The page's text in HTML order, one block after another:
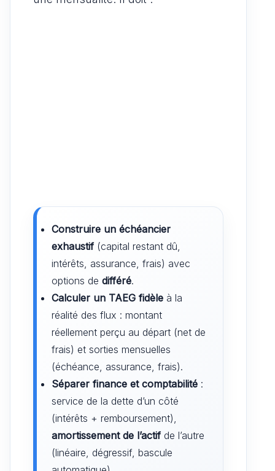
Construire un échéancier
exhaustif (capital restant dû,
intérêts, assurance, frais) avec
options de différé.
Calculer un TAEG fidèle à la
réalité des flux : montant
réellement perçu au départ (net de
frais) et sorties mensuelles
(échéance, assurance, frais).
Séparer finance et comptabilité :
service de la dette d’un côté
(intérêts + remboursement),
amortissement de l’actif de l’autre
(linéaire, dégressif, bascule